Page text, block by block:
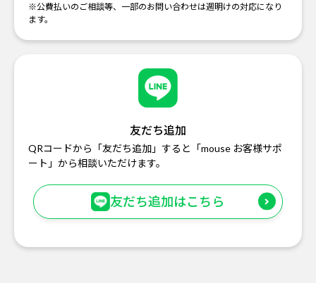
※公費払いのご相談等、一部のお問い合わせは週明けの対応になり
ます。
友だち追加
QRコードから「友だち追加」すると「mouse お客様サポ
ート」から相談いただけます。
友だち追加はこちら